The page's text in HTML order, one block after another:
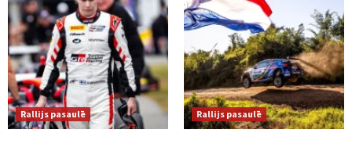
Rallijs pasaulē Rallijs pasaulē